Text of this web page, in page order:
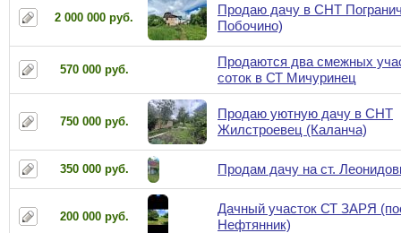
2 000 000 руб.
Продаю дачу в СНТ
Побочино)
570 000 руб.
Продаются два смежных
соток в СТ Мичуринец
750 000 руб.
Продаю уютную дачу в СНТ
Жилстроевец (Каланча)
350 000 руб. Продам дачу на ст.
200 000 руб.
Дачный участок СТ ЗАРЯ
Нефтянник)